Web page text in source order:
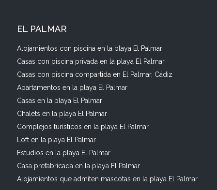
EL PALMAR
Alojamientos con piscina en la playa El Palmar
Casas con piscina privada en la playa El Palmar
Casas con piscina compartida en El Palmar, Cádiz
Apartamentos en la playa El Palmar
Casas en la playa El Palmar
Chalets en la playa El Palmar
Complejos turísticos en la playa El Palmar
Loft en la playa El Palmar
Estudios en la playa El Palmar
Casa prefabricada en la playa El Palmar
Alojamientos que admiten mascotas en la playa El Palmar